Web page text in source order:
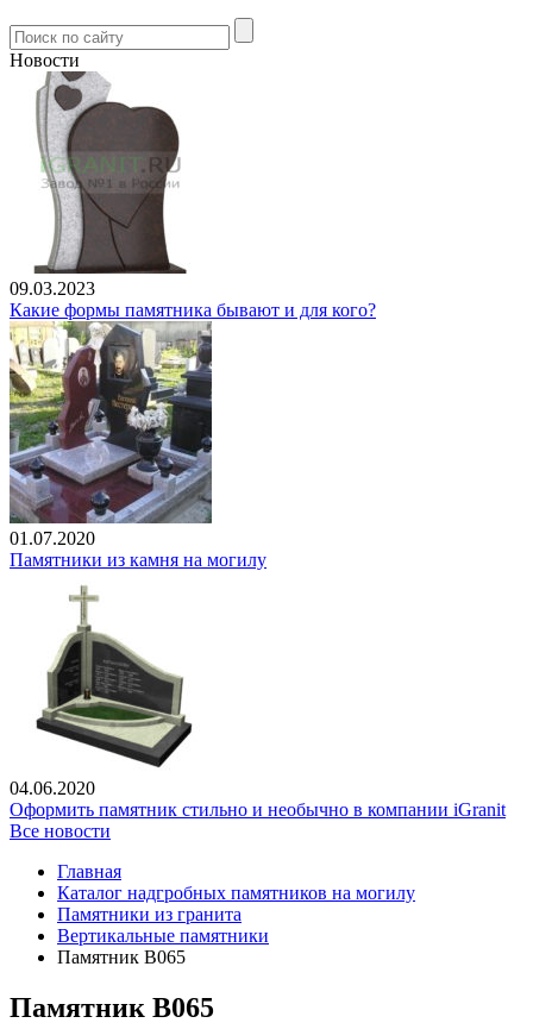
Новости
09.03.2023
Какие формы памятника бывают и для кого?
01.07.2020
Памятники из камня на могилу
04.06.2020
Оформить памятник стильно и необычно в компании iGranit
Все новости
Главная
Каталог надгробных памятников на могилу
Памятники из гранита
Вертикальные памятники
Памятник В065
Памятник В065